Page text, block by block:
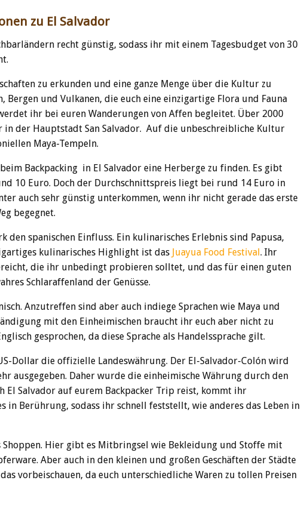
zu El Salvador
recht günstig, sodass ihr mit einem Tagesbudget von 30
zu erkunden und eine ganze Menge über die Kultur zu
Bergen und Vulkanen, die euch eine einzigartige Flora und Fauna
ihr bei euren Wanderungen von Affen begleitet. Über 2000
in der Hauptstadt San Salvador. Auf die unbeschreibliche Kultur
Maya-Tempeln.
Backpacking in El Salvador eine Herberge zu finden. Es gibt
10 Euro. Doch der Durchschnittspreis liegt bei rund 14 Euro in
auch sehr günstig unterkommen, wenn ihr nicht gerade das erste
begegnet.
den spanischen Einfluss. Ein kulinarisches Erlebnis sind Papusa,
kulinarisches Highlight ist das Juayua Food Festival . Ihr
die ihr unbedingt probieren solltet, und das für einen guten
Schlaraffenland der Genüsse.
Anzutreffen sind aber auch indiege Sprachen wie Maya und
mit den Einheimischen braucht ihr euch aber nicht zu
gesprochen, da diese Sprache als Handelssprache gilt.
Dollar die offizielle Landeswährung. Der El-Salvador-Colón wird
ausgegeben. Daher wurde die einheimische Währung durch den
El Salvador auf eurem Backpacker Trip reist, kommt ihr
Berührung, sodass ihr schnell feststellt, wie anderes das Leben in
Hier gibt es Mitbringsel wie Bekleidung und Stoffe mit
Aber auch in den kleinen und großen Geschäften der Städte
vorbeischauen, da euch unterschiedliche Waren zu tollen Preisen